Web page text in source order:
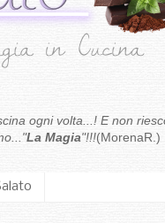
ogni volta...! E non
La Magia"!!!(MorenaR.)